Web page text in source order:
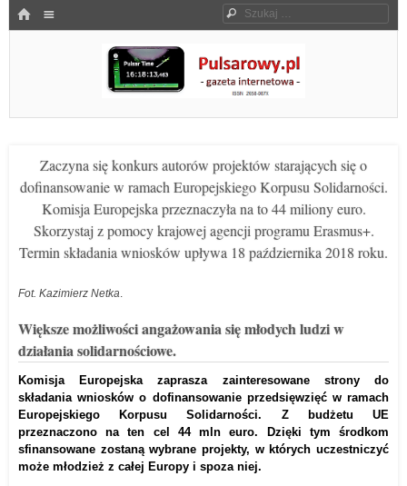
HOME Szukaj
Pulsarowy.pl
Zaczyna się konkurs autorów projektów starających się o
dofinansowanie w ramach Europejskiego Korpusu Solidarności.
Komisja Europejska przeznaczyła na to 44 miliony euro.
Skorzystaj z pomocy krajowej agencji programu Erasmus+.
Termin składania wniosków upływa 18 października 2018 roku.
Fot. Kazimierz Netka.
Większe możliwości angażowania się młodych ludzi w
działania solidarnościowe.
Komisja Europejska zaprasza zainteresowane strony do
składania wniosków o dofinansowanie przedsięwzięć w ramach
Europejskiego Korpusu Solidarności. Z budżetu UE
przeznaczono na ten cel 44 mln euro. Dzięki tym środkom
sfinansowane zostaną wybrane projekty, w których uczestniczyć
może młodzież z całej Europy i spoza niej.